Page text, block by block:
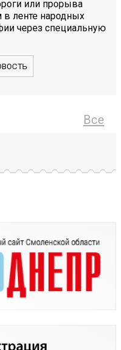
или прорыва
в ленте народных
через специальную
Все